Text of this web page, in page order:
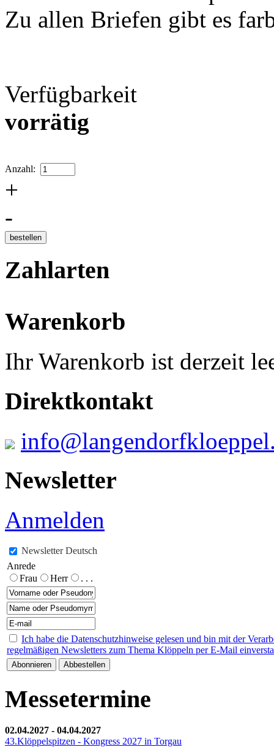
Zu allen Briefen gibt es
Verfügbarkeit
vorrätig
Anzahl:
+
-
Zahlarten
Warenkorb
Ihr Warenkorb ist derzeit
Direktkontakt
Newsletter
Anmelden
Newsletter Deutsch
Anrede
Frau
Herr . . .
Ich habe die Datenschutzhinweise gelesen und bin mit der
regelmäßigen Newsletters zum Thema Klöppeln per E-Mail
Messetermine
02.04.2027 - 04.04.2027
43.Klöppelspitzen - Kongress 2027 in Torgau